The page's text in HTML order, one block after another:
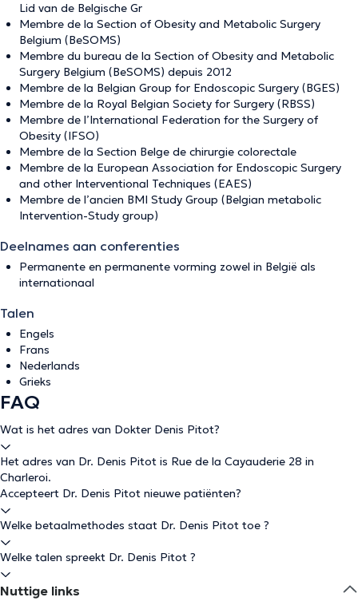
Lid van de Belgische Gr
Membre de la Section of Obesity and Metabolic Surgery
Belgium (BeSOMS)
Membre du bureau de la Section of Obesity and Metabolic
Surgery Belgium (BeSOMS) depuis 2012
Membre de la Belgian Group for Endoscopic Surgery (BGES)
Membre de la Royal Belgian Society for Surgery (RBSS)
Membre de l’International Federation for the Surgery of
Obesity (IFSO)
Membre de la Section Belge de chirurgie colorectale
Membre de la European Association for Endoscopic Surgery
and other Interventional Techniques (EAES)
Membre de l’ancien BMI Study Group (Belgian metabolic
Intervention-Study group)
Deelnames aan conferenties
Permanente en permanente vorming zowel in België als
internationaal
Talen
Engels
Frans
Nederlands
Grieks
FAQ
Wat is het adres van Dokter Denis Pitot?
Het adres van Dr. Denis Pitot is Rue de la Cayauderie 28 in
Charleroi.
Accepteert Dr. Denis Pitot nieuwe patiënten?
Welke betaalmethodes staat Dr. Denis Pitot toe ?
Welke talen spreekt Dr. Denis Pitot ?
Nuttige links